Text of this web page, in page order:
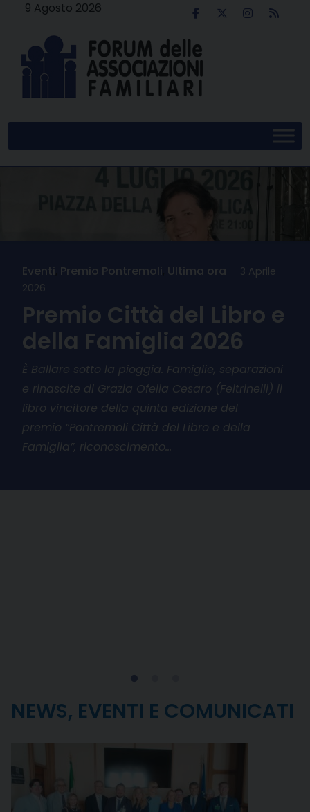
9 Agosto 2026
Eventi Premio Pontremoli Ultima ora
3 Aprile
2026
Premio Città del Libro e
della Famiglia 2026
È Ballare sotto la pioggia. Famiglie, separazioni
e rinascite di Grazia Ofelia Cesaro (Feltrinelli) il
libro vincitore della quinta edizione del
premio “Pontremoli Città del Libro e della
Famiglia”, riconoscimento…
NEWS, EVENTI E COMUNICATI